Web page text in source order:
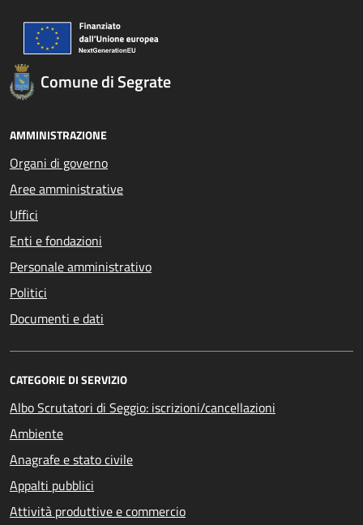
Comune di Segrate
AMMINISTRAZIONE
Organi di governo
Aree amministrative
Uffici
Enti e fondazioni
Personale amministrativo
Politici
Documenti e dati
CATEGORIE DI SERVIZIO
Albo Scrutatori di Seggio: iscrizioni/cancellazioni
Ambiente
Anagrafe e stato civile
Appalti pubblici
Attività produttive e commercio